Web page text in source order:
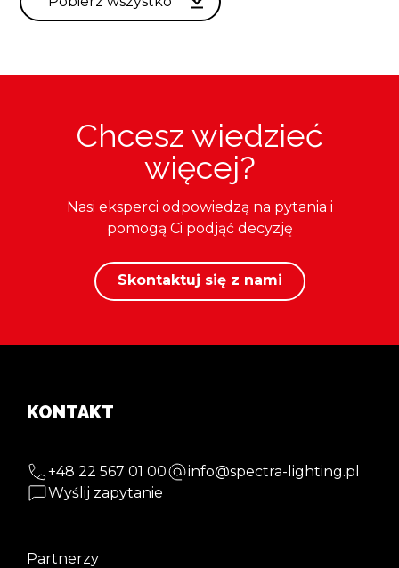
Chcesz wiedzieć
więcej?
Nasi eksperci odpowiedzą na pytania i
pomogą Ci podjąć decyzję
Skontaktuj się z nami
KONTAKT
+48 22 567 01 00
info@spectra-lighting.pl
Wyślij zapytanie
Partnerzy